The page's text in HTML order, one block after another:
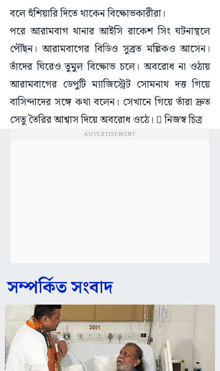
বলে হুঁশিয়ারি দিতে থাকেন বিক্ষোভকারীরা।
পরে আরামবাগ থানার আইসি রাকেশ সিং ঘটনাস্থলে
পৌঁছন। আরামবাগের বিডিও সুব্রত মল্লিকও আসেন।
তাঁদের ঘিরেও তুমুল বিক্ষোভ চলে। অবরোধ না ওঠায়
আরামবাগের ডেপুটি ম্যাজিস্ট্রেট সোমনাথ দত্ত গিয়ে
বাসিন্দাদের সঙ্গে কথা বলেন। সেখানে গিয়ে তাঁরা দ্রুত
সেতু তৈরির আশ্বাস দিয়ে অবরোধ ওঠে।  নিজস্ব চিত্র
ADVERTISEMENT
সম্পর্কিত সংবাদ